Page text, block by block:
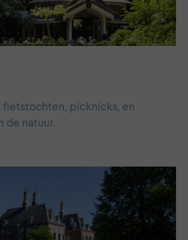
fietstochten, picknicks, en
de natuur.